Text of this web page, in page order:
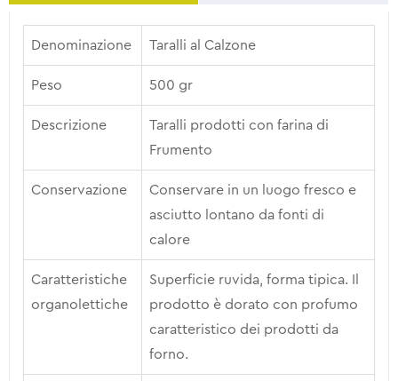
Denominazione Taralli al Calzone
Peso 500 gr
Descrizione
Taralli prodotti con farina di
Frumento
Conservazione
Conservare in un luogo fresco e
asciutto lontano da fonti di
calore
Caratteristiche
organolettiche
Superficie ruvida, forma tipica. Il
prodotto è dorato con profumo
caratteristico dei prodotti da
forno.